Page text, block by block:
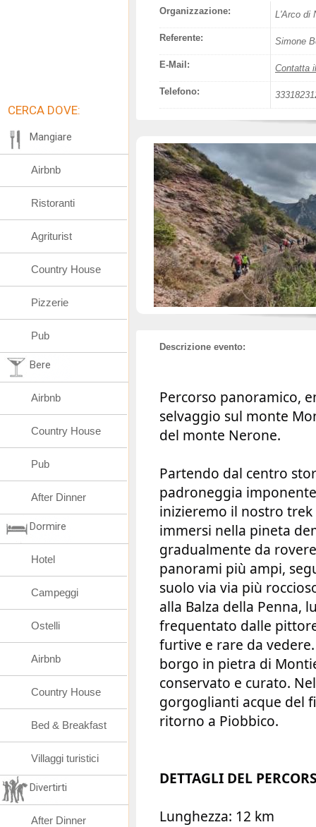
Organizzazione: L'Arco di
Referente: Simone
E-Mail: Contatta
Telefono:
Descrizione evento:
Percorso panoramico,
selvaggio sul monte
del monte Nerone.
Partendo dal centro
padroneggia
inizieremo il nostro
immersi nella pineta
gradualmente da
panorami più ampi,
suolo via via più
alla Balza della Penna,
frequentato dalle
furtive e rare da
borgo in pietra di
conservato e curato.
gorgoglianti acque del
ritorno a Piobbico.
DETTAGLI DEL
Lunghezza: 12 km
CERCA DOVE:
Mangiare
Airbnb
Ristoranti
Agriturist
Country House
Pizzerie
Pub
Bere
Airbnb
Country House
Pub
After Dinner
Dormire
Hotel
Campeggi
Ostelli
Airbnb
Country House
Bed & Breakfast
Villaggi turistici
Divertirti
After Dinner